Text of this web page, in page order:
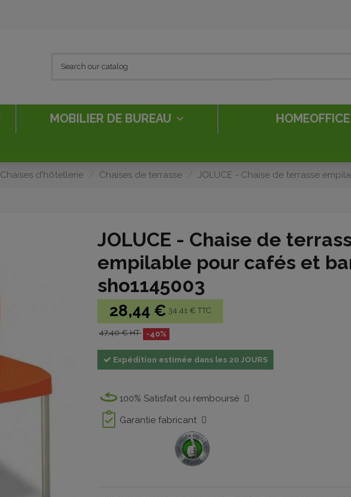
MOBILIER DE BUREAU HOMEOFFICE
Chaises d'hôtellerie Chaises de terrasse JOLUCE - Chaise de terrasse
JOLUCE - Chaise de
empilable pour cafés et
sho1145003
28,44 € 34.41 € TTC
47,40 € HT -40%
Expédition estimée dans les 20 JOURS
100% Satisfait ou remboursé
Garantie fabricant